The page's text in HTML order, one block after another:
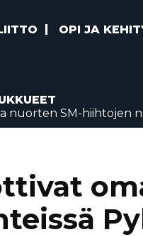
OPI JA
nuorten SM-hiihtojen